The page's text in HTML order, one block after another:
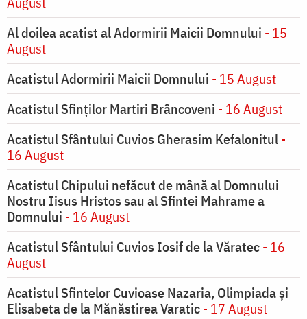
Al doilea acatist al Adormirii Maicii Domnului - 15
August
Acatistul Adormirii Maicii Domnului - 15 August
Acatistul Sfinților Martiri Brâncoveni - 16 August
Acatistul Sfântului Cuvios Gherasim Kefalonitul-
16 August
Acatistul Chipului nefăcut de mână al Domnului
Nostru Iisus Hristos sau al Sfintei Mahrame a
Domnului - 16 August
Acatistul Sfântului Cuvios Iosif de la Văratec- 16
August
Acatistul Sfintelor Cuvioase Nazaria, Olimpiada și
Elisabeta de la Mănăstirea Varatic- 17 August